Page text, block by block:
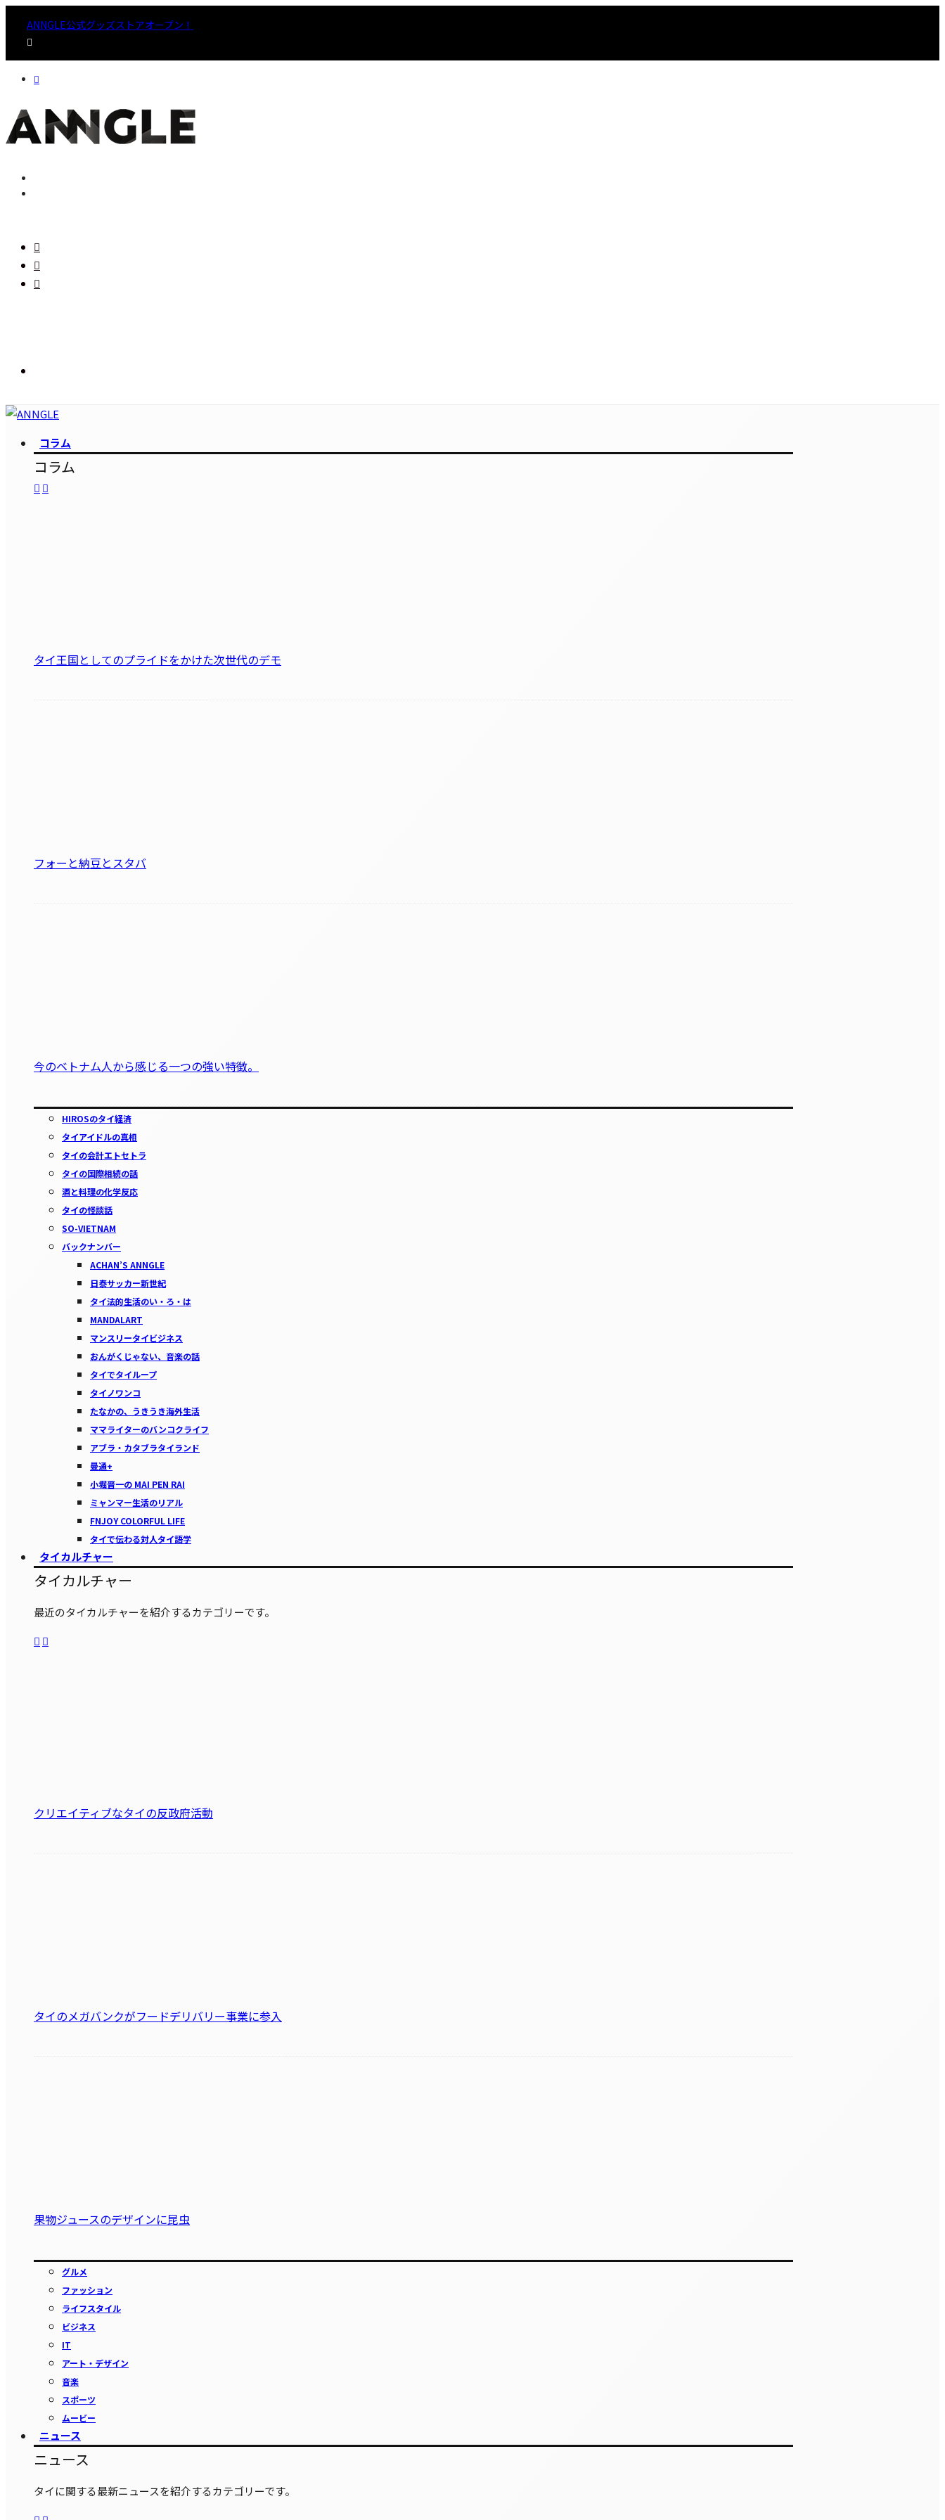
ANNGLE公式グッズストアオープン！
コラム
コラム
タイ王国としてのプライドをかけた次世代のデモ
フォーと納豆とスタバ
今のベトナム人から感じる一つの強い特徴。
HIROSのタイ経済
タイアイドルの真相
タイの会計エトセトラ
タイの国際相続の話
酒と料理の化学反応
タイの怪談話
SO-VIETNAM
バックナンバー
ACHAN’S ANNGLE
日泰サッカー新世紀
タイ法的生活のい・ろ・は
MANDALART
マンスリータイビジネス
おんがくじゃない、音楽の話
タイでタイループ
タイノワンコ
たなかの、うきうき海外生活
ママライターのバンコクライフ
アブラ・カタブラタイランド
曼通+
小堀晋一の MAI PEN RAI
ミャンマー生活のリアル
FNJOY COLORFUL LIFE
タイで伝わる対人タイ語学
タイカルチャー
タイカルチャー
最近のタイカルチャーを紹介するカテゴリーです。
クリエイティブなタイの反政府活動
タイのメガバンクがフードデリバリー事業に参入
果物ジュースのデザインに昆虫
グルメ
ファッション
ライフスタイル
ビジネス
IT
アート・デザイン
音楽
スポーツ
ムービー
ニュース
ニュース
タイに関する最新ニュースを紹介するカテゴリーです。